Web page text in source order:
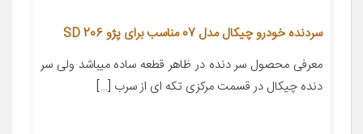
سردنده خودرو چیکال مدل 07 مناسب برای پژو 206 SD
معرفی محصول سر دنده در ظاهر قطعه ساده میباشد ولی سر
دنده چیکال در قسمت مرکزی تکه ای از سرب […]